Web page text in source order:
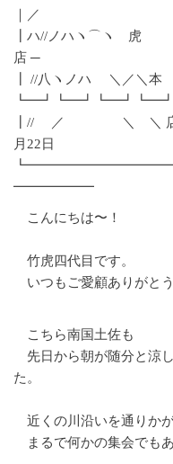
｜／
┃ハ//ノハヽ⌒ヽ
店 ─
┃ //八ヽノハ ＼／＼
┃// ／ ＼
月22日
━━━━━━
こんにちは〜！
竹虎四代目です。
いつもご愛顧ありがとう
こちら南国土佐も
先日から朝が随分と涼
た。
近くの川沿いを通りか
まるで何かの集会でも